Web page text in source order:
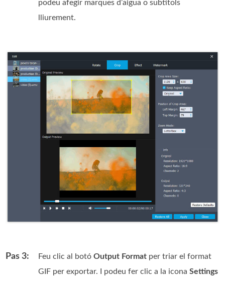
podeu afegir marques d’aigua o subtítols
lliurement.
Pas 3: Feu clic al botóOutput Format per triar el format
GIF per exportar. I podeu fer clic a la iconaSettings